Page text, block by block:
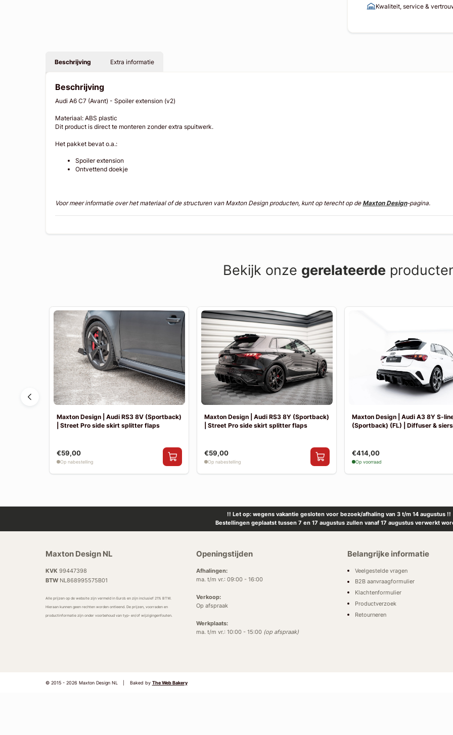
Kwaliteit, service &
Beschrijving Extra informatie
Beschrijving
Audi A6 C7 (Avant) - Spoiler extension (v2)
Materiaal: ABS plastic
Dit product is direct te monteren zonder extra spuitwerk.
Het pakket bevat o.a.:
Spoiler extension
Ontvettend doekje
Voor meer informatie over het materiaal of de structuren van Maxton Design producten, kunt op terecht op deMaxton Design-pagina.
Bekijk onze gerelateerde
Maxton Design | Audi RS3 8V (Sportback)
| Street Pro side skirt splitter flaps
€59,00
Op nabestelling
Maxton Design | Audi RS3 8Y (Sportback)
| Street Pro side skirt splitter flaps
€59,00
Op nabestelling
Maxton Design | Audi A3 8Y S-
(Sportback) (FL) | Diffuser &
€414,00
Op voorraad
!! Let op: wegens vakantie gesloten voor bezoek/afhaling van 3 t/m 14 augustus !!
Bestellingen geplaatst tussen 7 en 17 augustus zullen vanaf 17 augustus verwerkt
Maxton Design NL
KVK 99447398
BTWNL868995575B01
Alle prijzen op de website zijn vermeld in Euro’s en zijn inclusief 21% BTW.
Hieraan kunnen geen rechten worden ontleend. De prijzen, voorraden en
productinformatie zijn onder voorbehoud van typ- en/of wijzigingenfouten.
Openingstijden
Afhalingen:
ma. t/m vr.: 09:00 - 16:00
Verkoop:
Op afspraak
Werkplaats:
ma. t/m vr.: 10:00 - 15:00 (op afspraak)
Belangrijke informatie
Veelgestelde vragen
B2B aanvraagformulier
Klachtenformulier
Productverzoek
Retourneren
© 2015 - 2026 Maxton Design NL Baked by The Web Bakery